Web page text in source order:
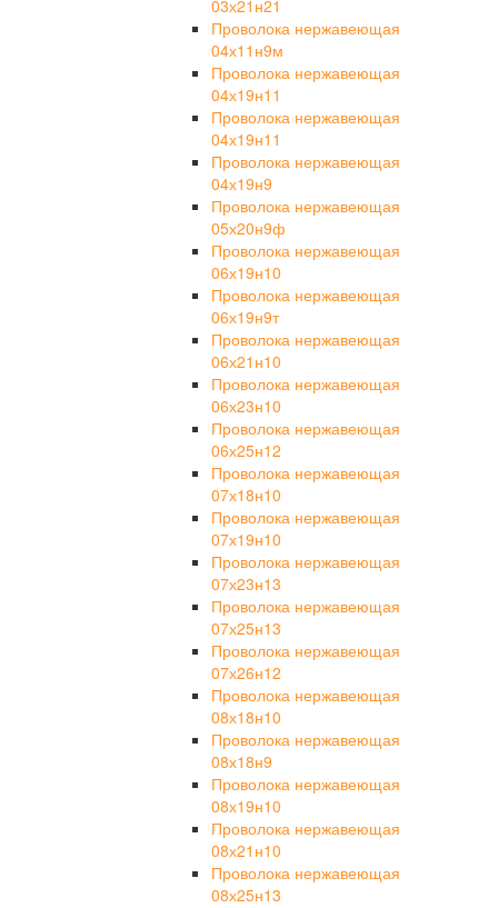
03х21н21
Проволока нержавеющая
04х11н9м
Проволока нержавеющая
04х19н11
Проволока нержавеющая
04х19н11
Проволока нержавеющая
04х19н9
Проволока нержавеющая
05х20н9ф
Проволока нержавеющая
06х19н10
Проволока нержавеющая
06х19н9т
Проволока нержавеющая
06х21н10
Проволока нержавеющая
06х23н10
Проволока нержавеющая
06х25н12
Проволока нержавеющая
07х18н10
Проволока нержавеющая
07х19н10
Проволока нержавеющая
07х23н13
Проволока нержавеющая
07х25н13
Проволока нержавеющая
07х26н12
Проволока нержавеющая
08х18н10
Проволока нержавеющая
08х18н9
Проволока нержавеющая
08х19н10
Проволока нержавеющая
08х21н10
Проволока нержавеющая
08х25н13